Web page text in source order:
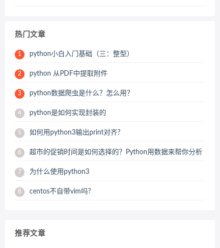
热门文章
1 python小白入门基础（三：整型）
2 python 从PDF中提取附件
3 python数据爬虫是什么？怎么用？
4 python是如何实现封装的
5 如何用python3输出print对齐?
6 超市的促销时间是如何选择的？Python用数据来帮你分析
7 为什么使用python3
8 centos不自带vim吗?
推荐文章